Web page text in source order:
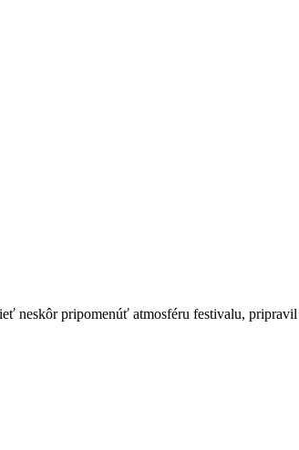
neskôr pripomenúť atmosféru festivalu,